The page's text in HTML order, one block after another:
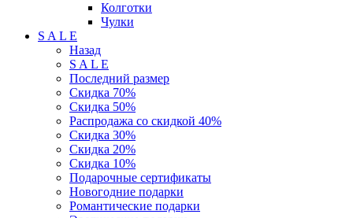
Колготки
Чулки
S A L E
Назад
S A L E
Последний размер
Скидка 70%
Скидка 50%
Распродажа со скидкой 40%
Скидка 30%
Скидка 20%
Скидка 10%
Подарочные сертификаты
Новогодние подарки
Романтические подарки